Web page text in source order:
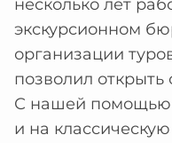
несколько лет
экскурсионном
организации
позволил
С нашей помощью
и на